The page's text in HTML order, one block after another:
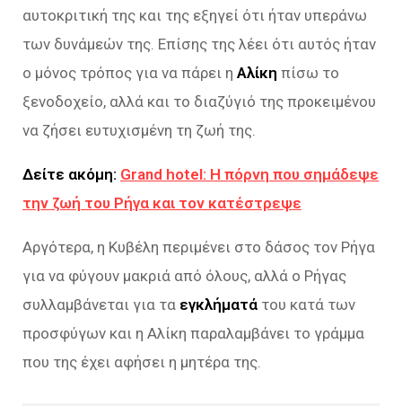
αυτοκριτική της και της εξηγεί ότι ήταν υπεράνω
των δυνάμεών της. Επίσης της λέει ότι αυτός ήταν
ο μόνος τρόπος για να πάρει η Αλίκη πίσω το
ξενοδοχείο, αλλά και το διαζύγιό της προκειμένου
να ζήσει ευτυχισμένη τη ζωή της.
Δείτε ακόμη: Grand hotel: Η πόρνη που σημάδεψε
την ζωή του Ρήγα και τον κατέστρεψε
Αργότερα, η Κυβέλη περιμένει στο δάσος τον Ρήγα
για να φύγουν μακριά από όλους, αλλά ο Ρήγας
συλλαμβάνεται για τα εγκλήματά του κατά των
προσφύγων και η Αλίκη παραλαμβάνει το γράμμα
που της έχει αφήσει η μητέρα της.